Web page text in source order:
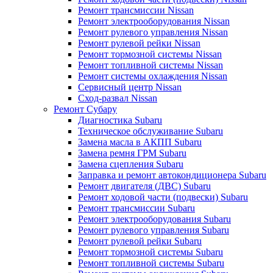
Ремонт трансмиссии Nissan
Ремонт электрооборудования Nissan
Ремонт рулевого управления Nissan
Ремонт рулевой рейки Nissan
Ремонт тормозной системы Nissan
Ремонт топливной системы Nissan
Ремонт системы охлаждения Nissan
Сервисный центр Nissan
Сход-развал Nissan
Ремонт Субару
Диагностика Subaru
Техническое обслуживание Subaru
Замена масла в АКПП Subaru
Замена ремня ГРМ Subaru
Замена сцепления Subaru
Заправка и ремонт автокондиционера Subaru
Ремонт двигателя (ДВС) Subaru
Ремонт ходовой части (подвески) Subaru
Ремонт трансмиссии Subaru
Ремонт электрооборудования Subaru
Ремонт рулевого управления Subaru
Ремонт рулевой рейки Subaru
Ремонт тормозной системы Subaru
Ремонт топливной системы Subaru